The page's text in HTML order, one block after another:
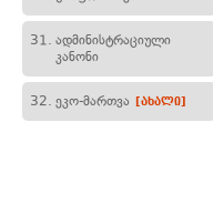
31. ადმინისტრაციული
კანონი
32. ეკო-მართვა [ახალი]